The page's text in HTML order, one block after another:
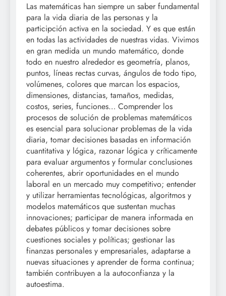
Las matemáticas han siempre un saber fundamental
para la vida diaria de las personas y la
participción activa en la sociedad. Y es que están
en todas las actividades de nuestras vidas. Vivimos
en gran medida un mundo matemático, donde
todo en nuestro alrededor es geometría, planos,
puntos, líneas rectas curvas, ángulos de todo tipo,
volúmenes, colores que marcan los espacios,
dimensiones, distancias, tamaños, medidas,
costos, series, funciones… Comprender los
procesos de solución de problemas matemáticos
es esencial para solucionar problemas de la vida
diaria, tomar decisiones basadas en información
cuantitativa y lógica, razonar lógica y críticamente
para evaluar argumentos y formular conclusiones
coherentes, abrir oportunidades en el mundo
laboral en un mercado muy competitivo; entender
y utilizar herramientas tecnológicas, algoritmos y
modelos matemáticos que sustentan muchas
innovaciones; participar de manera informada en
debates públicos y tomar decisiones sobre
cuestiones sociales y políticas; gestionar las
finanzas personales y empresariales, adaptarse a
nuevas situaciones y aprender de forma continua;
también contribuyen a la autoconfianza y la
autoestima.